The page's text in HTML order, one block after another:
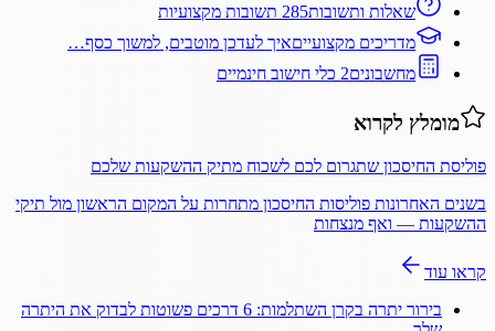
שאלות ותשובות285 תשובות מקצועיות
מדריכים מקצועייםאיך לעדכן מוטבים, למשוך כסף…
מחשבונים2 כלי חישוב חינמיים
מומלץ לקרוא
פוליסת החיסכון שתגרום לכם לשכוח מתיק ההשקעות שלכם
בשנים האחרונות פוליסות החיסכון מתחרות על המקום הראשון מול תיקי
ההשקעות — ואף מנצחות
קראו עוד
בירור יתרה בקרן השתלמות: 6 דרכים פשוטות לבדוק את היתרה